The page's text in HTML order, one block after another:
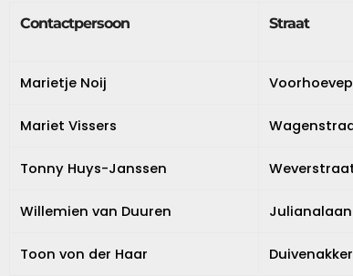
Contactpersoon Straat
Marietje Noij
Mariet Vissers
Tonny Huys-Janssen
Willemien van Duuren Julianalaan
Toon von der Haar